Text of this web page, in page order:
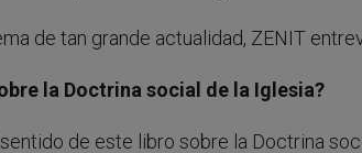
de tan grande actualidad, ZENIT
la Doctrina social de la Iglesia?
de este libro sobre la Doctrina